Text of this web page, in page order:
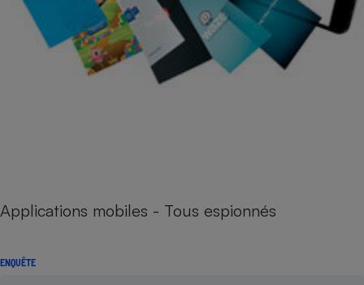
Applications mobiles - Tous espionnés
ENQUÊTE